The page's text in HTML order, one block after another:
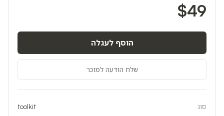
$49
הוסף לעגלה
שלח הודעה למוכר
סוג
toolkit